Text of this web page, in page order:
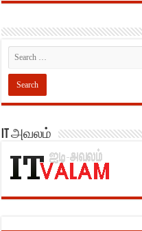
IT அவலம்